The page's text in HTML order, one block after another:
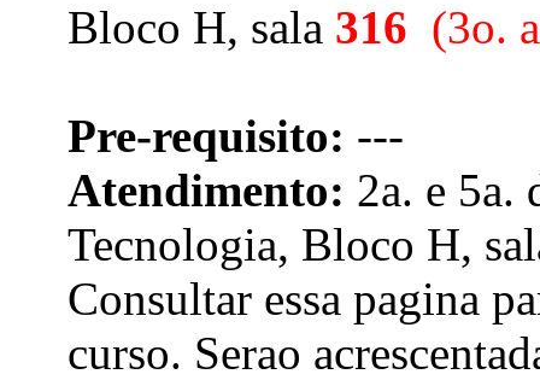
Bloco H, sala 316 (3o.
Pre-requisito: ---
Atendimento: 2a. e
Tecnologia, Bloco H,
Consultar essa pagina
curso. Serao